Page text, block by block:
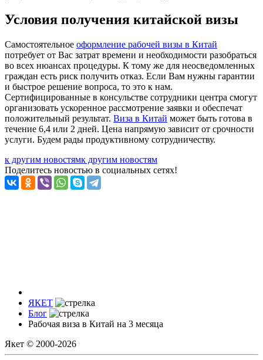
Условия получения китайской визы
Самостоятельное оформление рабочей визы в Китай
потребует от Вас затрат времени и необходимости разобраться
во всех нюансах процедуры. К тому же для неосведомленных
граждан есть риск получить отказ. Если Вам нужны гарантии
и быстрое решение вопроса, то это к нам.
Сертифицированные в консульстве сотрудники центра смогут
организовать ускоренное рассмотрение заявки и обеспечат
положительный результат. Виза в Китай может быть готова в
течение 6,4 или 2 дней. Цена напрямую зависит от срочности
услуги. Будем рады продуктивному сотрудничеству.
к другим новостямк другим новостям
Поделитесь новостью в социальных сетях!
ЯКЕТ
Блог
Рабочая виза в Китай на 3 месяца
Якет © 2000-2026